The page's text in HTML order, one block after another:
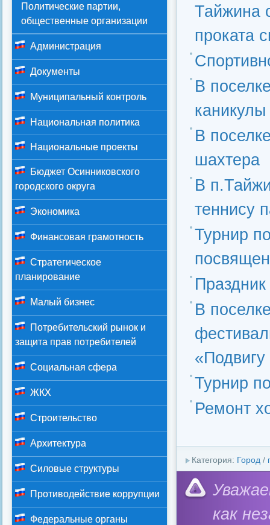
Тайжина
проката
В
каникулы
В
шахтера
В
теннису
Турнир
В
Турнир
Ремонт
Категория: Город /
как
Политические партии,
общественные организации
Администрация
Документы
Муниципальный контроль
Национальная политика
Национальные проекты
Бюджет Осинниковского
городского округа
Экономика
Финансовая грамотность
Стратегическое
планирование
Малый бизнес
Потребительский рынок и
защита прав потребителей
Социальная сфера
ЖКХ
Строительство
Архитектура
Силовые структуры
Противодействие коррупции
Федеральные органы